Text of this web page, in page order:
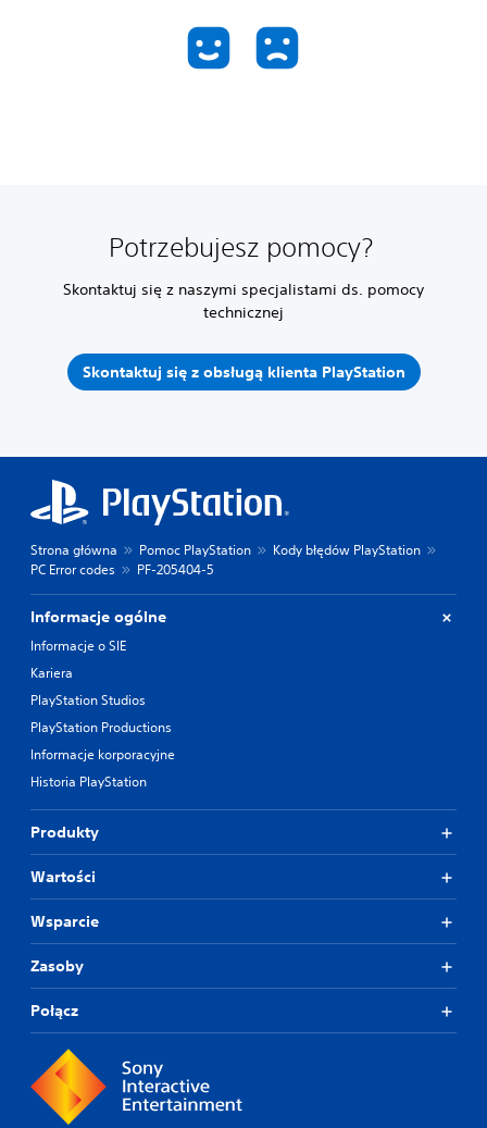
Potrzebujesz pomocy?
Skontaktuj się z naszymi specjalistami ds. pomocy
technicznej
Skontaktuj się z obsługą klienta PlayStation
Strona główna Pomoc PlayStation
Kody błędów PlayStation
PC Error codes
PF-205404-5
Informacje ogólne
Informacje o SIE
Kariera
PlayStation Studios
PlayStation Productions
Informacje korporacyjne
Historia PlayStation
Produkty
Wartości
Wsparcie
Zasoby
Połącz